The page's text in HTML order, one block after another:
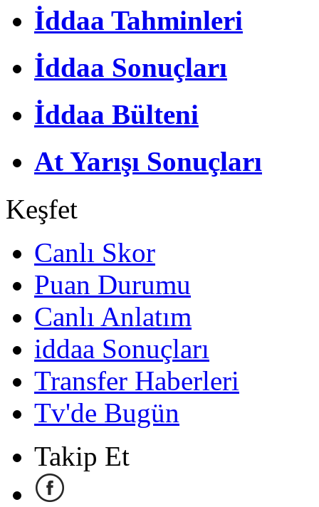
İddaa Tahminleri
İddaa Sonuçları
İddaa Bülteni
At Yarışı Sonuçları
Keşfet
Canlı Skor
Puan Durumu
Canlı Anlatım
iddaa Sonuçları
Transfer Haberleri
Tv'de Bugün
Takip Et